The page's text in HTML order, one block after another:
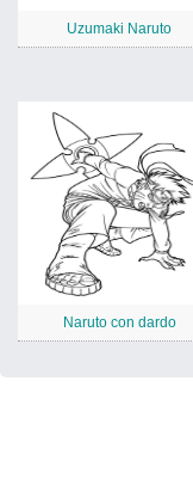
Uzumaki Naruto
Naruto con dardo